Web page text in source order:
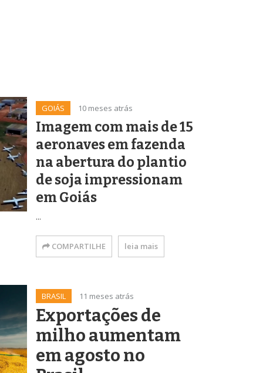
GOIÁS 10 meses atrás
Imagem com mais de 15
aeronaves em fazenda
na abertura do plantio
de soja impressionam
em Goiás
...
COMPARTILHE leia mais
BRASIL 11 meses atrás
Exportações de
milho aumentam
em agosto no